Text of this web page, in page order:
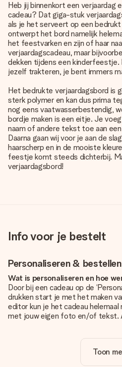
Heb jij binnenkort een verjaardag
cadeau? Dat giga-stuk
als je het serveert op een
ontwerpt het bord namelijk
het feestvarken en zijn of haar
verjaardagscadeau, maar
dekken tijdens een kinderfeestje.
jezelf trakteren, je bent immers
Het bedrukte verjaardagsbord is
sterk polymer en kan dus prima
nog eens vaatwasserbestendig,
bordje maken is een eitje. Je
naam of andere tekst toe aan
Daarna gaan wij voor je aan de
haarscherp en in de mooiste
feestje komt steeds dichterbij.
verjaardagsbord!
Info voor je bestelt
Personaliseren & bestellen
Wat is personaliseren en hoe
Door bij een cadeau op de
drukken start je met het maken
editor kun je het cadeau helemaal
met jouw eigen foto en/of tekst.
Is personalisatie in de prijs
De prijs die op de website wordt
Toon